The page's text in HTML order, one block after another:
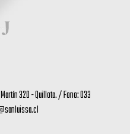
Martín 320 - Quillota. / Fono: 033